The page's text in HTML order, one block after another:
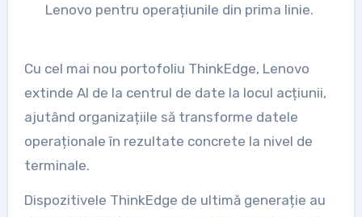
Lenovo pentru operațiunile din prima linie.
Cu cel mai nou portofoliu ThinkEdge, Lenovo
extinde AI de la centrul de date la locul acțiunii,
ajutând organizațiile să transforme datele
operaționale în rezultate concrete la nivel de
terminale.
Dispozitivele ThinkEdge de ultimă generație au